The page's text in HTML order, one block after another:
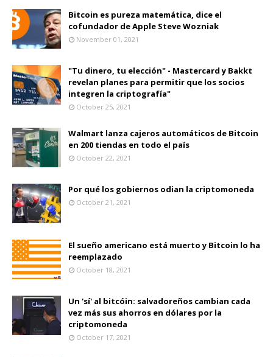
Bitcoin es pureza matemática, dice el
cofundador de Apple Steve Wozniak
November 01, 2021
"Tu dinero, tu elección" - Mastercard y Bakkt
revelan planes para permitir que los socios
integren la criptografía"
October 25, 2021
Walmart lanza cajeros automáticos de Bitcoin
en 200 tiendas en todo el país
October 22, 2021
Por qué los gobiernos odian la criptomoneda
October 21, 2021
El sueño americano está muerto y Bitcoin lo ha
reemplazado
October 18, 2021
Un 'sí' al bitcóin: salvadoreños cambian cada
vez más sus ahorros en dólares por la
criptomoneda
October 17, 2021